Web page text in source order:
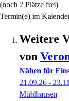
(noch 2 Plätze frei)
Termin(e) im
Weitere
von
Nähen für
21.09.26 -
Mühlhausen